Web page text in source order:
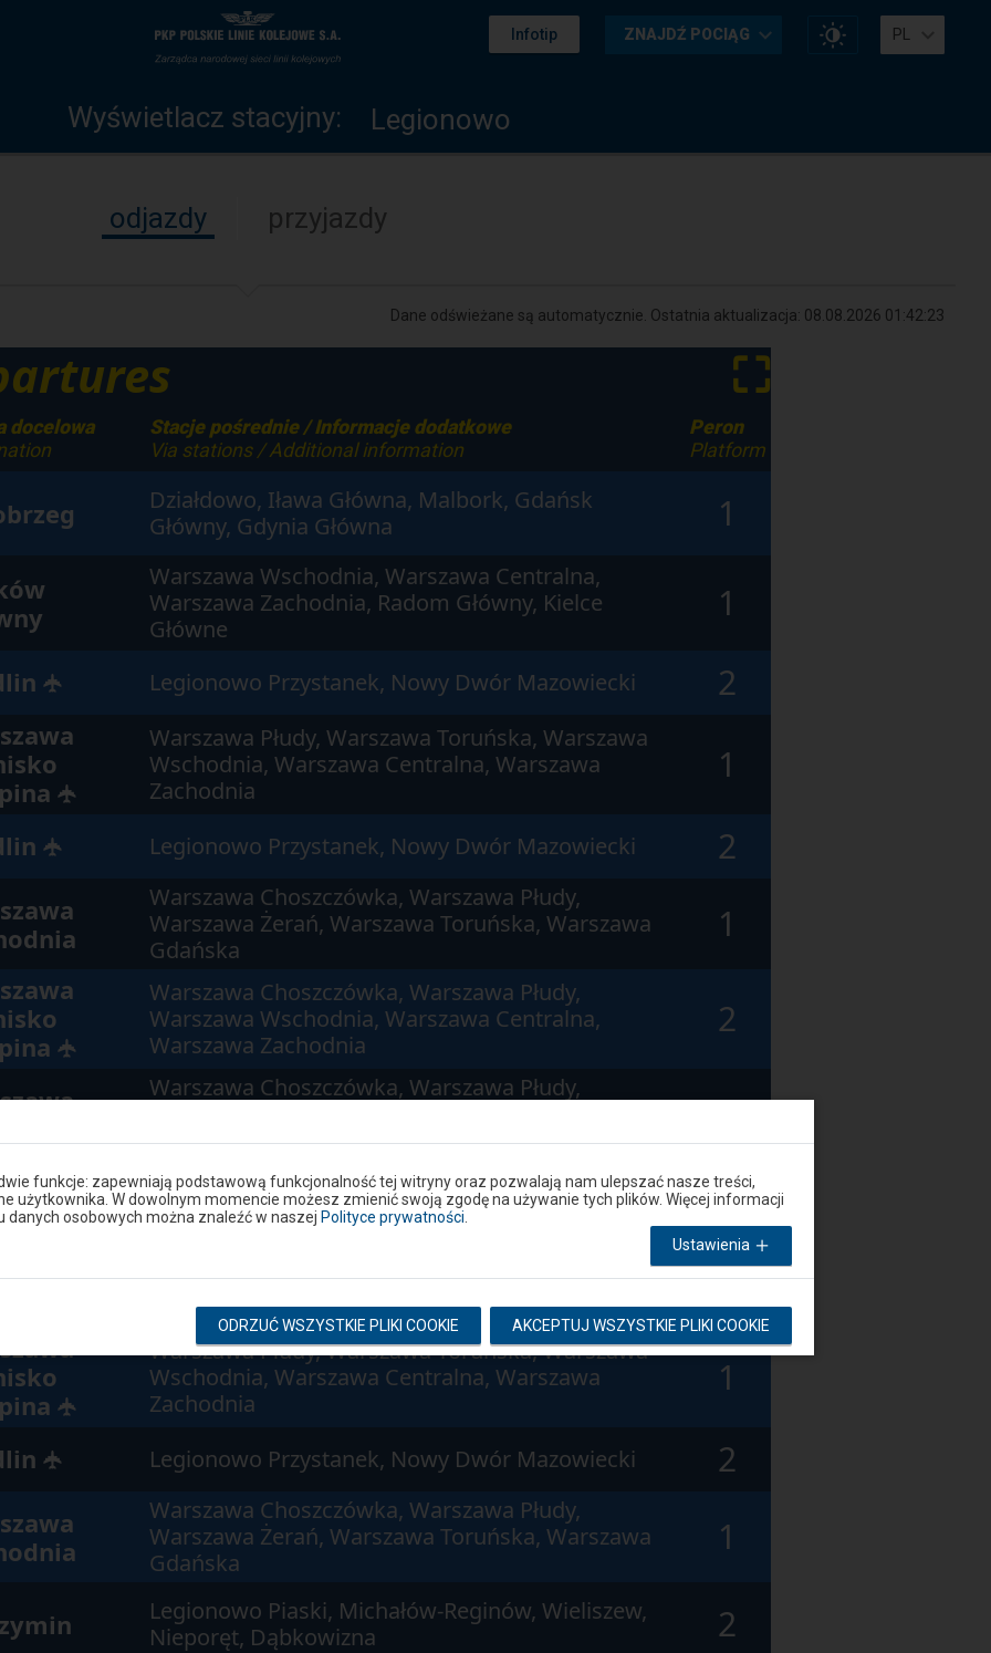
Infotip ZNAJDŹ POCIĄG
Zmień
kontrast
PL
Wyświetlacz
stacyjny
Strona
główna
Wyświetlacz stacyjny: Legionowo
odjazdy przyjazdy
Dane odświeżane są automatycznie. Ostatnia aktualizacja: 08.08.2026 01:42:23
⛶
docelowa
Stacje pośrednie / Informacje dodatkowe
Via stations / Additional information
Peron
Platform
Działdowo, Iława Główna, Malbork, Gdańsk
Główny, Gdynia Główna
1
Warszawa Wschodnia, Warszawa Centralna,
Warszawa Zachodnia, Radom Główny, Kielce
Główne
1
✈ Legionowo Przystanek, Nowy Dwór Mazowiecki
2
✈
Warszawa Płudy, Warszawa Toruńska, Warszawa
Wschodnia, Warszawa Centralna, Warszawa
Zachodnia
1
✈ Legionowo Przystanek, Nowy Dwór Mazowiecki
2
Warszawa Choszczówka, Warszawa Płudy,
Warszawa Żerań, Warszawa Toruńska, Warszawa
Gdańska
1
✈
Warszawa Choszczówka, Warszawa Płudy,
Warszawa Wschodnia, Warszawa Centralna,
Warszawa Zachodnia
2
Warszawa Choszczówka, Warszawa Płudy,
Gdańska
1
Legionowo Piaski, Michałów-Reginów
2
Główna
Działdowo, Iława Główna, Malbork, Tczew, Gdańsk
Główny
1
✈
Warszawa Płudy, Warszawa Toruńska, Warszawa
Wschodnia, Warszawa Centralna, Warszawa
Zachodnia
1
✈ Legionowo Przystanek, Nowy Dwór Mazowiecki
2
Warszawa Choszczówka, Warszawa Płudy,
Warszawa Żerań, Warszawa Toruńska, Warszawa
Gdańska
1
Legionowo Piaski, Michałów-Reginów, Wieliszew,
Nieporęt, Dąbkowizna
2
funkcje: zapewniają podstawową funkcjonalność tej witryny oraz pozwalają nam ulepszać nasze treści,
użytkownika. W dowolnym momencie możesz zmienić swoją zgodę na używanie tych plików. Więcej informacji
osobowych można znaleźć w naszej Polityce prywatności
Ustawienia
ODRZUĆ WSZYSTKIE PLIKI COOKIE AKCEPTUJ WSZYSTKIE PLIKI COOKIE